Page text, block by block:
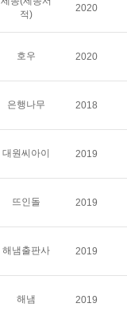
적)
2020
호우 2020
은행나무 2018
대원씨아이 2019
뜨인돌 2019
해냄출판사 2019
해냄 2019